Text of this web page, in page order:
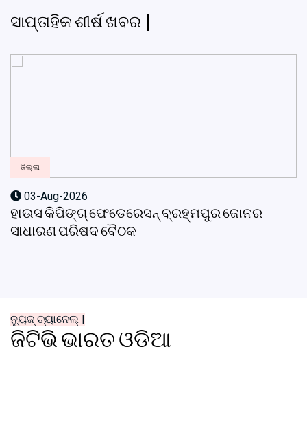
ସାପ୍ତାହିକ ଶୀର୍ଷ ଖବର |
ଜିଲ୍ଲା
03-Aug-2026
ହାଉସ କିପିଙ୍ଗ୍ ଫେଡେରେସନ୍ ବ୍ରହ୍ମପୁର ଜୋନର
ସାଧାରଣ ପରିଷଦ ବୈଠକ
ନ୍ୟୁଜ୍ ଚ୍ୟାନେଲ୍ |
ଜିଟିଭି ଭାରତ ଓଡିଆ